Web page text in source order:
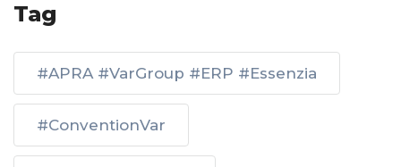
Tag
#APRA #VarGroup #ERP #Essenzia
#ConventionVar